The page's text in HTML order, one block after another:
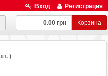
Вход Регистрация
0.00 грн Корзина
)